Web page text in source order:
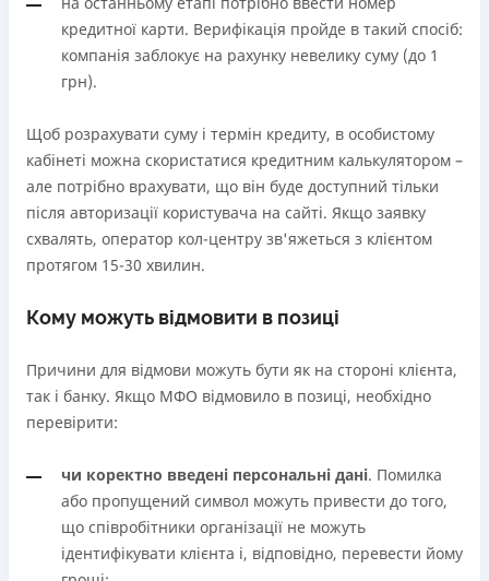
кредитної карти. Верифікація пройде в такий спосіб:
компанія заблокує на рахунку невелику суму (до 1
грн).
Щоб розрахувати суму і термін кредиту, в особистому
кабінеті можна скористатися кредитним калькулятором –
але потрібно врахувати, що він буде доступний тільки
після авторизації користувача на сайті. Якщо заявку
схвалять, оператор кол-центру зв'яжеться з клієнтом
протягом 15-30 хвилин.
Кому можуть відмовити в позиці
Причини для відмови можуть бути як на стороні клієнта,
так і банку. Якщо МФО відмовило в позиці, необхідно
перевірити:
чи коректно введені персональні дані. Помилка
або пропущений символ можуть привести до того,
що співробітники організації не можуть
ідентифікувати клієнта і, відповідно, перевести йому